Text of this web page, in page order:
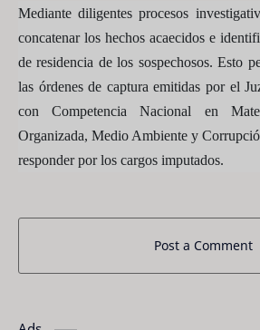
Mediante diligentes procesos
concatenar los hechos acaecidos e
de residencia de los sospechosos. Esto
las órdenes de captura emitidas por el
con Competencia Nacional en
Organizada, Medio Ambiente y
responder por los cargos imputados.
Post a Comment